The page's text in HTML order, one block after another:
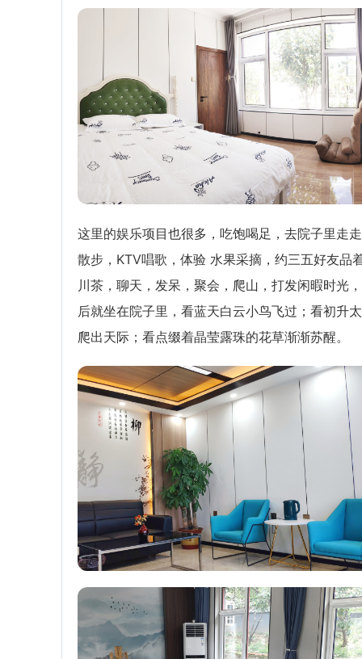
这里的娱乐项目也很多，吃饱喝足，去院子里走
散步，KTV唱歌，体验 水果采摘，约三五好友品
川茶，聊天，发呆，聚会，爬山，打发闲暇时光
后就坐在院子里，看蓝天白云小鸟飞过；看初升
爬出天际；看点缀着晶莹露珠的花草渐渐苏醒。